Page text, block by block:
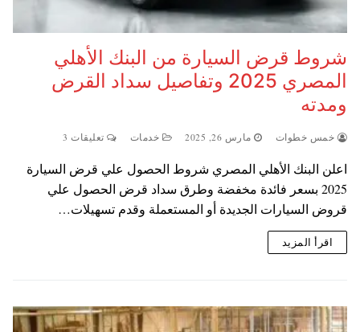
شروط قرض السيارة من البنك الأهلي
المصري 2025 وتفاصيل سداد القرض
ومدته
خمس خطوات مارس 26, 2025 خدمات تعليقات 3
اعلن البنك الأهلي المصري شروط الحصول علي قرض السيارة
2025 بسعر فائدة مخفضة وطرق سداد قرض الحصول علي
قروض السيارات الجديدة أو المستعملة وقدم تسهيلات…
اقرأ المزيد